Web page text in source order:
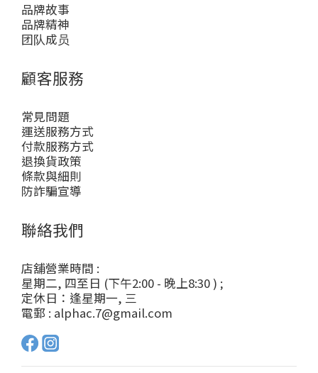
品牌故事
品牌精神
团队成员
顧客服務
常見問題
運送服務方式
付款服務方式
退換貨政策
條款與細則
防詐騙宣導
聯絡我們
店舖營業時間 :
星期二, 四至日 (下午2:00 - 晚上8:30 ) ;
定休日：逢星期一, 三
電郵 : alphac.7@gmail.com